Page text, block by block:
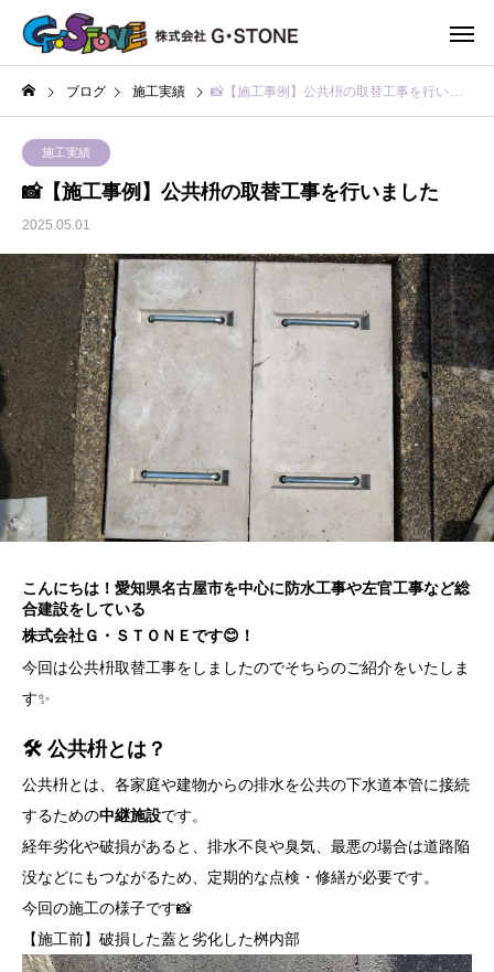
ブログ 施工実績 📸【施工事例】公共枡の取替工事を行いました
施工実績
📸【施工事例】公共枡の取替工事を行いました
2025.05.01
こんにちは！愛知県名古屋市を中心に防水工事や左官工事など総
合建設をしている
株式会社Ｇ・ＳＴＯＮＥです😊！
今回は公共枡取替工事をしましたのでそちらのご紹介をいたしま
す✨
🛠 公共枡とは？
公共枡とは、各家庭や建物からの排水を公共の下水道本管に接続
するための中継施設です。
経年劣化や破損があると、排水不良や臭気、最悪の場合は道路陥
没などにもつながるため、定期的な点検・修繕が必要です。
今回の施工の様子です📸
【施工前】破損した蓋と劣化した桝内部